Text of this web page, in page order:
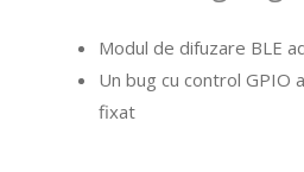
Modul de difuzare BLE
Un bug cu control GPIO
fixat